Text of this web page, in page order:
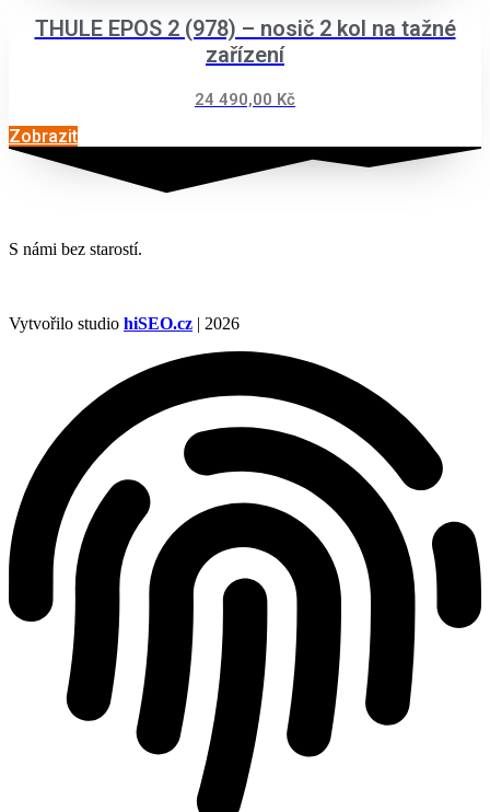
THULE EPOS 2 (978) – nosič 2 kol na tažné
zařízení
24 490,00 Kč
Zobrazit
S námi bez starostí.
Vytvořilo studio hiSEO.cz | 2026